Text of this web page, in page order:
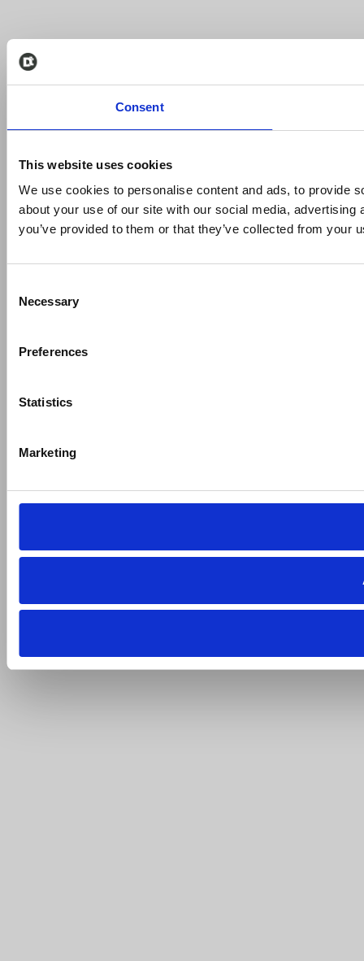
Consent
This website uses cookies
We use cookies to personalise content and ads, to provide
about your use of our site with our social media,
you’ve provided to them or that they’ve collected from your
Selection
Necessary
Preferences
Statistics
Marketing